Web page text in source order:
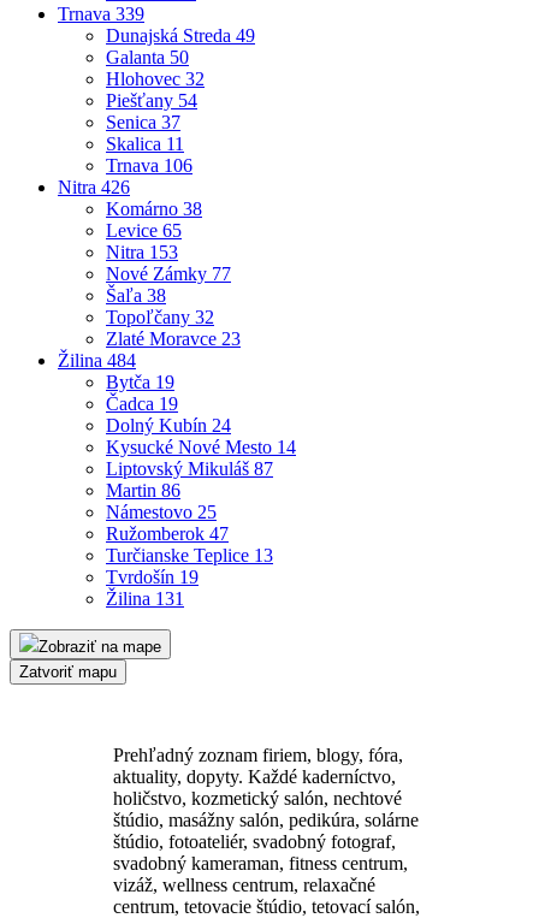
Trnava 339
Dunajská Streda 49
Galanta 50
Hlohovec 32
Piešťany 54
Senica 37
Skalica 11
Trnava 106
Nitra 426
Komárno 38
Levice 65
Nitra 153
Nové Zámky 77
Šaľa 38
Topoľčany 32
Zlaté Moravce 23
Žilina 484
Bytča 19
Čadca 19
Dolný Kubín 24
Kysucké Nové Mesto 14
Liptovský Mikuláš 87
Martin 86
Námestovo 25
Ružomberok 47
Turčianske Teplice 13
Tvrdošín 19
Žilina 131
Zobraziť na mape
Zatvoriť mapu
Prehľadný zoznam firiem, blogy, fóra,
aktuality, dopyty. Každé kaderníctvo,
holičstvo, kozmetický salón, nechtové
štúdio, masážny salón, pedikúra, solárne
štúdio, fotoateliér, svadobný fotograf,
svadobný kameraman, fitness centrum,
vizáž, wellness centrum, relaxačné
centrum, tetovacie štúdio, tetovací salón,